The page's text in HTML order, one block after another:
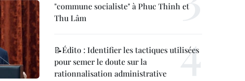
"commune socialiste" à Phuc Thinh et
Thu Lâm
📝Édito : Identifier les tactiques utilisées
pour semer le doute sur la
rationnalisation administrative